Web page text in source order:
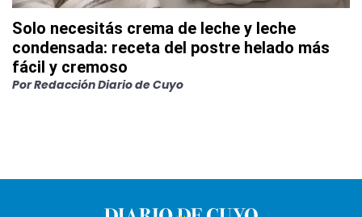
Solo necesitás crema de leche y leche
condensada: receta del postre helado más
fácil y cremoso
PorRedacción Diario de Cuyo